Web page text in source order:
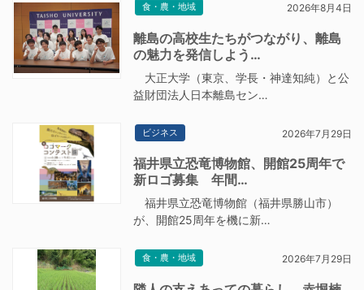
食・農・地域 2026年8月4日
離島の高校生たちがつながり、離島
の魅力を発信しよう…
大正大学（東京、学長・神達知純）と公
益財団法人日本離島セン…
ビジネス 2026年7月29日
福井県立恐竜博物館、開館25周年で
新ロゴ募集 年間…
福井県立恐竜博物館（福井県勝山市）
が、開館25周年を機に新…
食・農・地域 2026年7月29日